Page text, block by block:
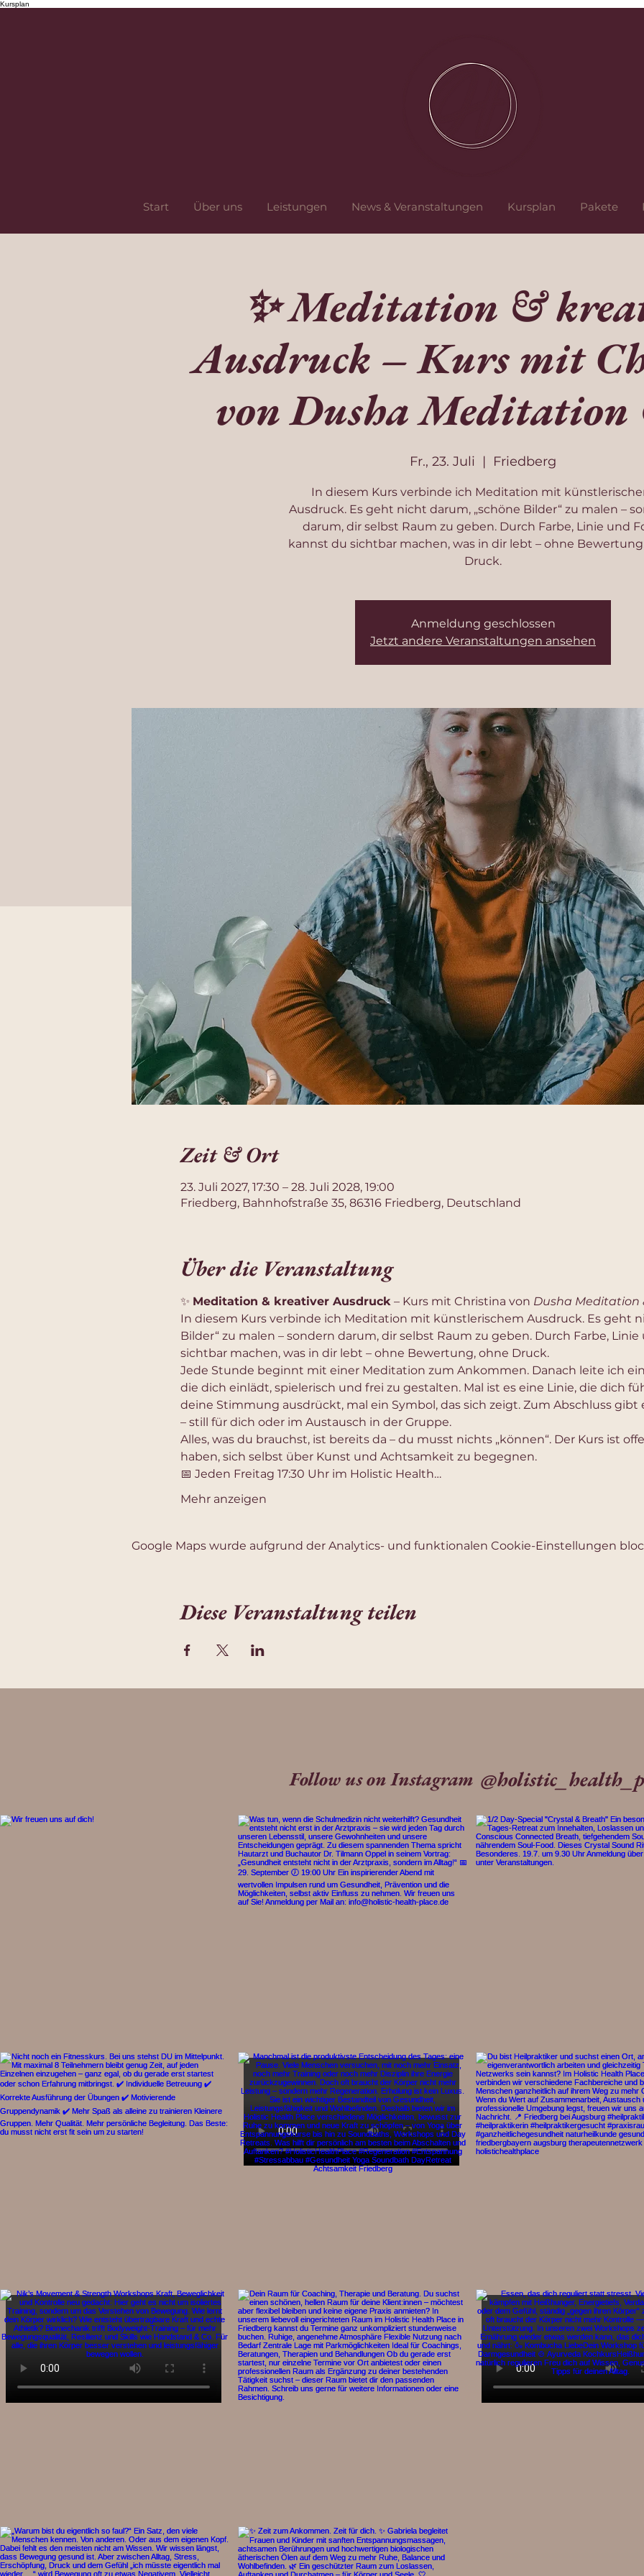
Kursplan
Start Über uns Leistungen News & Veranstaltungen Kursplan Pakete
✨ Meditation &
Ausdruck – Kurs mit
von Dusha
Fr., 23. Juli
  |
Friedberg
In diesem Kurs verbinde ich Meditation mit
Ausdruck. Es geht nicht darum, „schöne Bilder“ zu malen –
darum, dir selbst Raum zu geben. Durch Farbe, Linie und
kannst du sichtbar machen, was in dir lebt – ohne
Druck.
Anmeldung geschlossen
Jetzt andere Veranstaltungen ansehen
Zeit & Ort
23. Juli 2027, 17:30 – 28. Juli 2028, 19:00
Friedberg, Bahnhofstraße 35, 86316 Friedberg, Deutschland
Über die Veranstaltung
✨ Meditation & kreativer Ausdruck – Kurs mit Christina von Dusha Meditation
In diesem Kurs verbinde ich Meditation mit künstlerischem Ausdruck. Es geht
Bilder“ zu malen – sondern darum, dir selbst Raum zu geben. Durch Farbe,
sichtbar machen, was in dir lebt – ohne Bewertung, ohne Druck.
Jede Stunde beginnt mit einer Meditation zum Ankommen. Danach leite ich
die dich einlädt, spielerisch und frei zu gestalten. Mal ist es eine Linie, die dich
deine Stimmung ausdrückt, mal ein Symbol, das sich zeigt. Zum Abschluss
– still für dich oder im Austausch in der Gruppe.
Alles, was du brauchst, ist bereits da – du musst nichts „können“. Der Kurs ist
haben, sich selbst über Kunst und Achtsamkeit zu begegnen.
📅 Jeden Freitag 17:30 Uhr im Holistic Health…
Mehr anzeigen
Google Maps wurde aufgrund der Analytics- und funktionalen Cookie-Einstellungen
Diese Veranstaltung teilen
Follow us on Instagram